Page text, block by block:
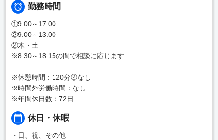
勤務時間
①9:00～17:00
②9:00～13:00
②木・土
※8:30～18:15の間で相談に応じます
※休憩時間：120分②なし
※時間外労働時間：なし
※年間休日数：72日
休日・休暇
・日、祝、その他